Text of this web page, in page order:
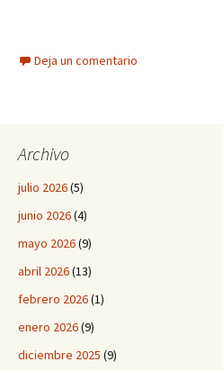
Deja un comentario
Archivo
julio 2026(5)
junio 2026(4)
mayo 2026(9)
abril 2026(13)
febrero 2026(1)
enero 2026(9)
diciembre 2025 (9)